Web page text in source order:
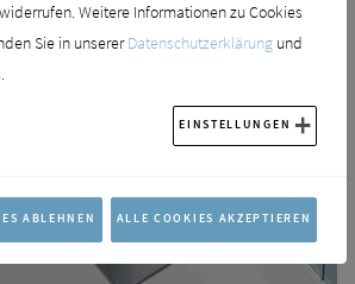
Weitere Informationen zu Cookies
Sie in unsererDatenschutzerklärungund
.
EINSTELLUNGEN
ABLEHNEN ALLE COOKIES AKZEPTIEREN